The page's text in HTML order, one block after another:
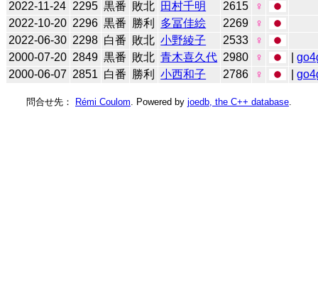
2022-11-24 2295 黒番 敗北 田村千明 2615
♀
2022-10-20 2296 黒番 勝利 多冨佳絵 2269
♀
2022-06-30 2298 白番 敗北 小野綾子 2533
♀
2000-07-20 2849 黒番 敗北 青木喜久代 2980 ♀ |
2000-06-07 2851 白番 勝利 小西和子 2786 ♀ |
問合せ先： Rémi Coulom . Powered by joedb, the C++ database